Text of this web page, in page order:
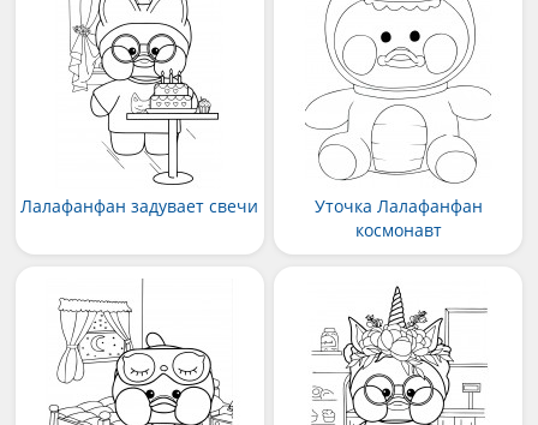
Лалафанфан задувает свечи
Уточка Лалафанфан
космонавт